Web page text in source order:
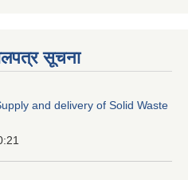
सूचना
and delivery of Solid Waste